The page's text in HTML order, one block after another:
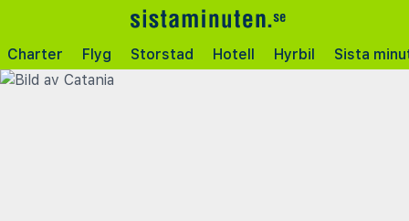
Charter Flyg Storstad Hotell Hyrbil Sista